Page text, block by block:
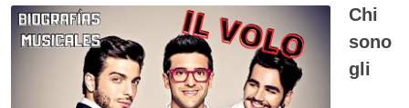
Chi
sono
gli